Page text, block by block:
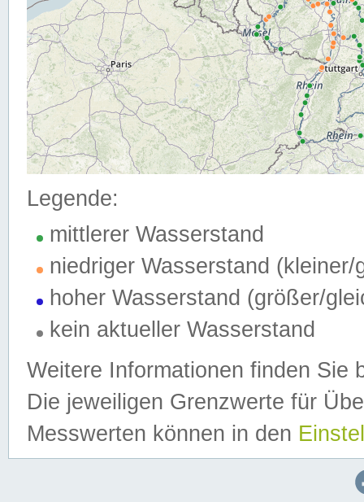
Legende:
mittlerer Wasserstand
niedriger Wasserstand (kleiner/
hoher Wasserstand (größer/
kein aktueller Wasserstand
Weitere Informationen finden Sie
Die jeweiligen Grenzwerte für
Messwerten können in den